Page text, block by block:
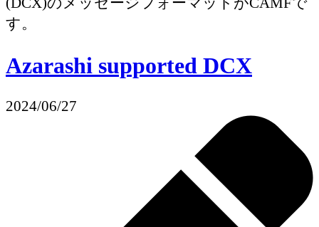
す。
Azarashi supported DCX
2024/06/27